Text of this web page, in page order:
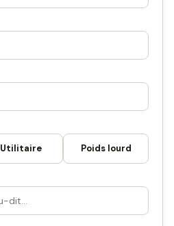
Utilitaire Poids lourd